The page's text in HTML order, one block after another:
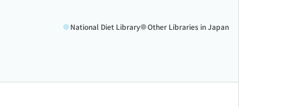
National Diet Library Other Libraries in Japan